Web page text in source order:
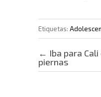
Etiquetas:
Post navigation
← Iba para
piernas